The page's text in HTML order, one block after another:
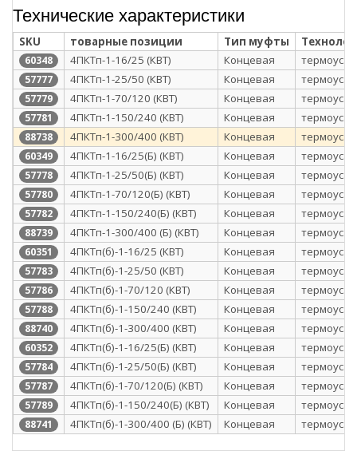
Технические характеристики
SKU товарные позиции Тип муфты
60348 4ПКТп-1-16/25 (КВТ) Концевая
57777 4ПКТп-1-25/50 (КВТ) Концевая
57779 4ПКТп-1-70/120 (КВТ) Концевая
57781 4ПКТп-1-150/240 (КВТ) Концевая
88738 4ПКТп-1-300/400 (КВТ) Концевая
60349 4ПКТп-1-16/25(Б) (КВТ) Концевая
57778 4ПКТп-1-25/50(Б) (КВТ) Концевая
57780 4ПКТп-1-70/120(Б) (КВТ) Концевая
57782 4ПКТп-1-150/240(Б) (КВТ) Концевая
88739 4ПКТп-1-300/400 (Б) (КВТ) Концевая
60351 4ПКТп(б)-1-16/25 (КВТ) Концевая
57783 4ПКТп(б)-1-25/50 (КВТ) Концевая
57786 4ПКТп(б)-1-70/120 (КВТ) Концевая
57788 4ПКТп(б)-1-150/240 (КВТ) Концевая
88740 4ПКТп(б)-1-300/400 (КВТ) Концевая
60352 4ПКТп(б)-1-16/25(Б) (КВТ) Концевая
57784 4ПКТп(б)-1-25/50(Б) (КВТ) Концевая
57787 4ПКТп(б)-1-70/120(Б) (КВТ) Концевая
57789 4ПКТп(б)-1-150/240(Б) (КВТ) Концевая
88741 4ПКТп(б)-1-300/400 (Б) (КВТ) Концевая